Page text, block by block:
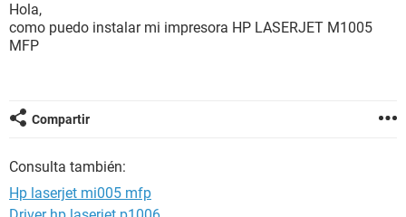
Hola,
como puedo instalar mi impresora HP LASERJET M1005
MFP
Compartir
Consulta también:
Hp laserjet mi005 mfp